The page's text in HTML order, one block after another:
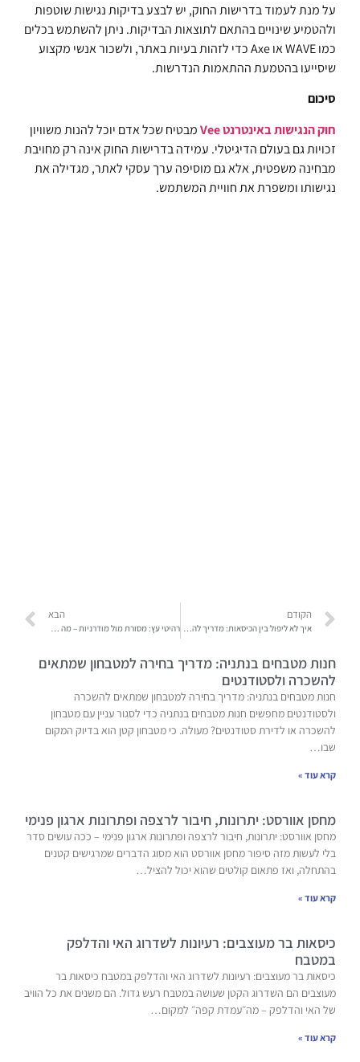
על מנת לעמוד בדרישות החוק, יש לבצע בדיקות נגישות שוטפות
ולהטמיע שינויים בהתאם לתוצאות הבדיקות. ניתן להשתמש בכלים
כמו WAVE או Axe כדי לזהות בעיות באתר, ולשכור אנשי מקצוע
שיסייעו בהטמעת ההתאמות הנדרשות.
סיכום
חוק הנגישות באינטרנט Vee
מבטיח שכל אדם יוכל להנות משוויון
זכויות גם בעולם הדיגיטלי. עמידה בדרישות החוק אינה רק מחויבת
מבחינה משפטית, אלא גם מוסיפה ערך עסקי לאתר, מגדילה את
נגישותו ומשפרת את חוויית המשתמש.
הקודם
איך לא ליפול בין הכיסאות: מדריך להכנה למס הכנסה עם יועץ מס בצד שלך
הבא
רהיטי עץ: מסורת מול מודרניות – מה שבאמת חשוב לשים לב אליו
חנות מטבחים בנתניה: מדריך בחירה למטבחון שמתאים
להשכרה ולסטודנטים
חנות מטבחים בנתניה: מדריך בחירה למטבחון שמתאים להשכרה
ולסטודנטים מחפשים חנות מטבחים בנתניה כדי לסגור עניין עם מטבחון
להשכרה או לדירת סטודנטים? מעולה. כי מטבחון קטן הוא בדיוק המקום
שבו…
קרא עוד »
מחסן אוורסט: יתרונות, חיבור לרצפה ופתרונות ארגון פנימי
מחסן אוורסט: יתרונות, חיבור לרצפה ופתרונות ארגון פנימי – ככה עושים סדר
בלי לעשות מזה סיפור מחסן אוורסט הוא מסוג הדברים שמרגישים קטנים
בהתחלה, ואז פתאום קולטים שהוא יכול להציל…
קרא עוד »
כיסאות בר מעוצבים: רעיונות לשדרוג האי והדלפק
במטבח
כיסאות בר מעוצבים: רעיונות לשדרוג האי והדלפק במטבח כיסאות בר
מעוצבים הם השדרוג הקטן שעושה במטבח רעש גדול. הם משנים את כל הוויב
של האי והדלפק – מה״עמדת קפה״ למקום…
קרא עוד »